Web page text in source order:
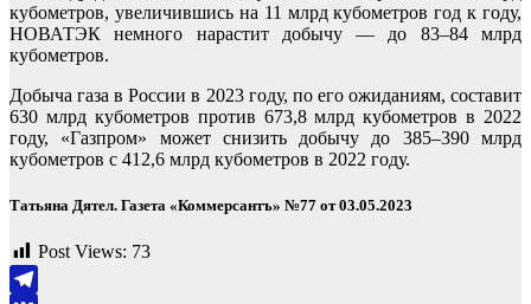
кубометров, увеличившись на 11 млрд кубометров год к году,
НОВАТЭК немного нарастит добычу — до 83–84 млрд
кубометров.
Добыча газа в России в 2023 году, по его ожиданиям, составит
630 млрд кубометров против 673,8 млрд кубометров в 2022
году, «Газпром» может снизить добычу до 385–390 млрд
кубометров с 412,6 млрд кубометров в 2022 году.
Татьяна Дятел. Газета «Коммерсантъ» №77 от 03.05.2023
Post Views: 73